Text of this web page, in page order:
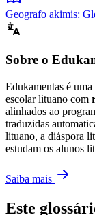
Geografo akimis:
Sobre o
Edukamentas é
escolar lituano com
alinhados ao
traduzidas
lituano, a diáspora
estudam os alunos
Saiba mais
Este